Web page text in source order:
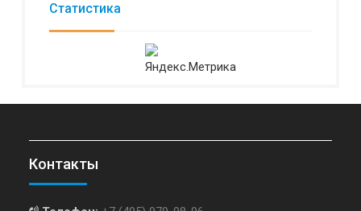
Статистика
Контакты